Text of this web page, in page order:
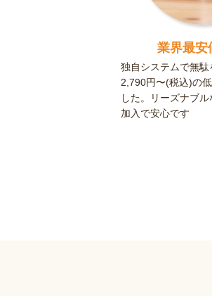
業界最安
独自システムで無駄
2,790円〜(税込)の
した。リーズナブ
加入で安心です